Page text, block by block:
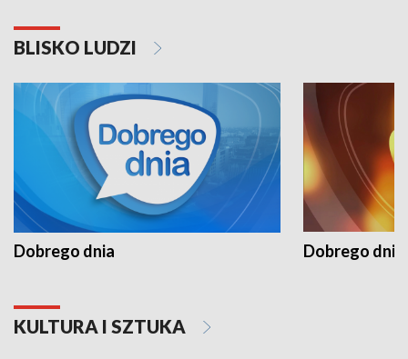
BLISKO LUDZI
Dobrego dnia Dobrego dnia
KULTURA I SZTUKA